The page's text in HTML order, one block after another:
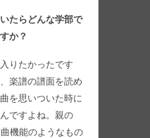
たらどんな学部で
か？
りたかったです
楽譜の譜面を読め
を思いついた時に
ですよね。親の
機能のようなもの